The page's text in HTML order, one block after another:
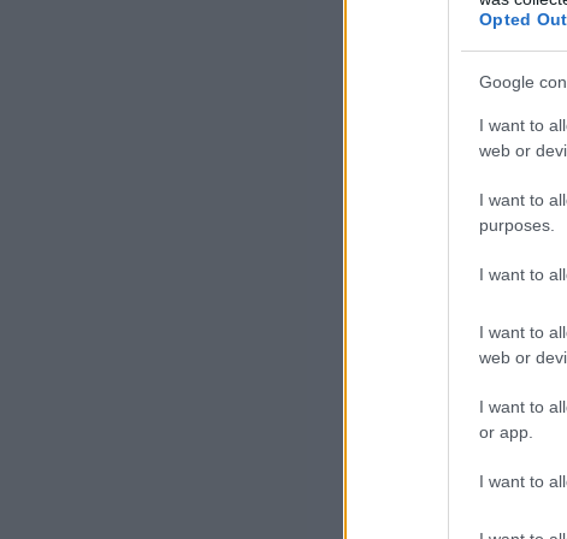
Opted Out
Google
I want to
web or
I want to
purposes.
I want to
I want to
web or
I want to
or app.
I want to
is
fehér
És